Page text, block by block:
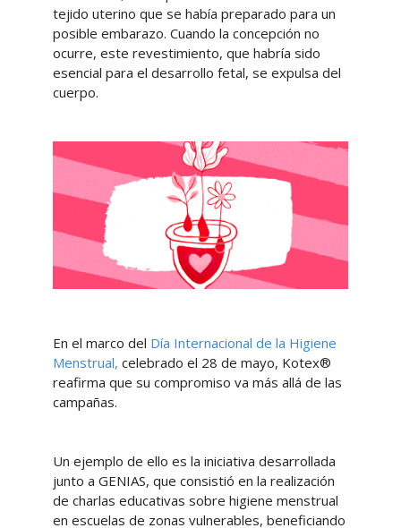
tejido uterino que se había preparado para un
posible embarazo. Cuando la concepción no
ocurre, este revestimiento, que habría sido
esencial para el desarrollo fetal, se expulsa del
cuerpo.
En el marco del Día Internacional de la Higiene
Menstrual, celebrado el 28 de mayo, Kotex®
reafirma que su compromiso va más allá de las
campañas.
Un ejemplo de ello es la iniciativa desarrollada
junto a GENIAS, que consistió en la realización
de charlas educativas sobre higiene menstrual
en escuelas de zonas vulnerables, beneficiando